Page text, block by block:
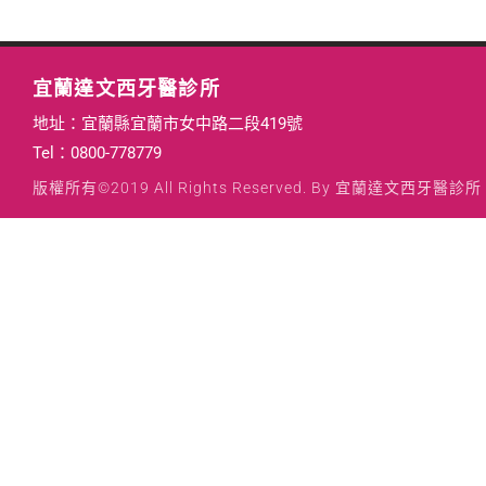
宜蘭達文西牙醫診所
地址：宜蘭縣宜蘭市女中路二段419號
Tel： 0800-778779
版權所有©2019 All Rights Reserved. By 宜蘭達文西牙醫診所